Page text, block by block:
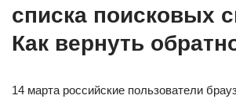
списка поисковых
Как вернуть
14 марта российские пользователи